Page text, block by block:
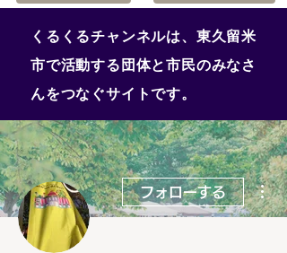
くるくるチャンネルは、東久留米
市で活動する団体と市民のみなさ
んをつなぐサイトです。
フォローする
そ